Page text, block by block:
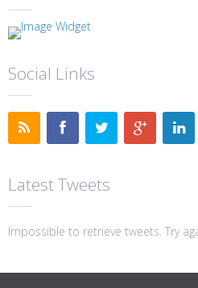
Social Links
Latest Tweets
Impossible to retrieve tweets. Try